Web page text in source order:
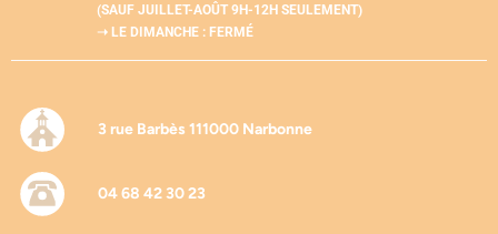
(SAUF JUILLET-AOÛT 9H-12H SEULEMENT)
➝ LE DIMANCHE : FERMÉ
3 rue Barbès 111000 Narbonne
04 68 42 30 23